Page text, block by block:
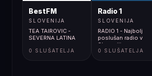
BestFM
SLOVENIJA
TEA TAIROVIC -
SEVERNA LATINA
0 SLUŠATELJA
Radio 1
SLOVENIJA
RADIO 1 - Najbolj
poslušan radio v
Sloveniji
0 SLUŠATELJA